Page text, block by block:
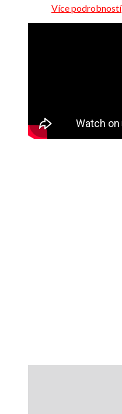
Více podrobností